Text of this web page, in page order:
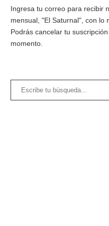
Ingresa tu correo para recibir
mensual, "El Saturnal", con lo
Podrás cancelar tu
momento.